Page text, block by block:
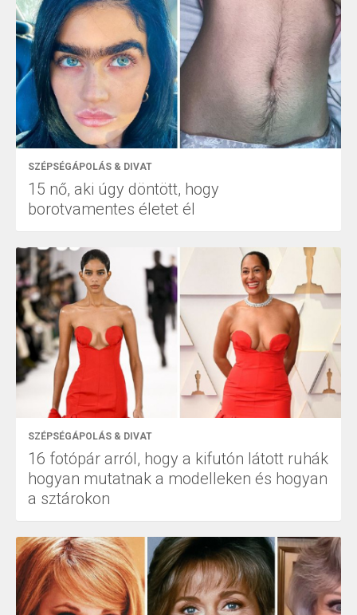
SZÉPSÉGÁPOLÁS & DIVAT
15 nő, aki úgy döntött, hogy
borotvamentes életet él
SZÉPSÉGÁPOLÁS & DIVAT
16 fotópár arról, hogy a kifutón látott ruhák
hogyan mutatnak a modelleken és hogyan
a sztárokon